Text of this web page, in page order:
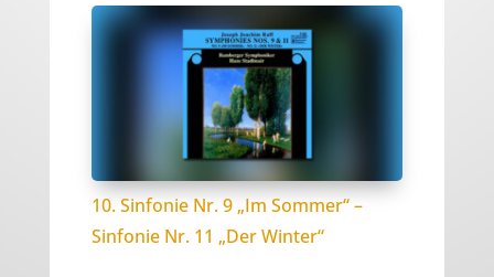
10. Sinfonie Nr. 9 „Im Sommer“ –
Sinfonie Nr. 11 „Der Winter“